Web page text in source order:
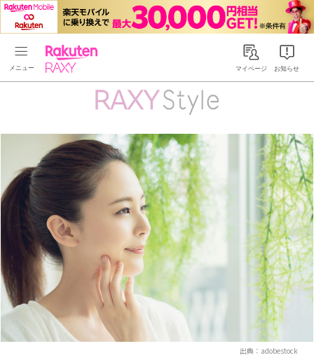
Rakuten RAXYマイページ お知らせ
出典：adobestock